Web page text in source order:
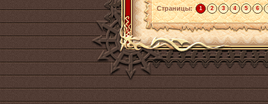
Страницы: 1 2 3 4 5 6